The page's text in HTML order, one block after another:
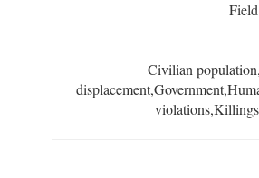
Civilian